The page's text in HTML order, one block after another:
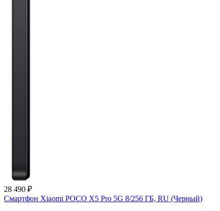
28 490 ₽
Смартфон Xiaomi POCO X5 Pro 5G 8/256 ГБ, RU (Черный)